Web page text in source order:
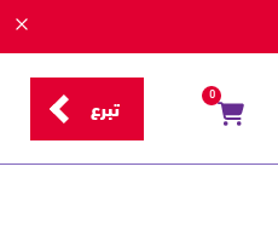
0 تبرع